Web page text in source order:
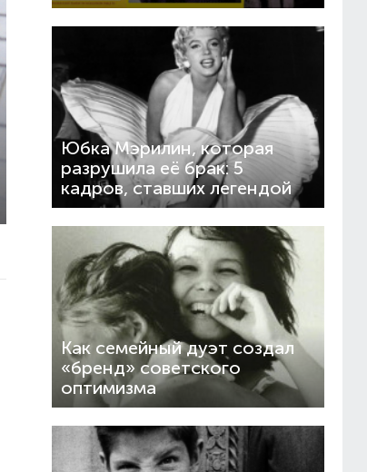
Юбка Мэрилин, которая
разрушила её брак: 5
кадров, ставших легендой
Как семейный дуэт создал
«бренд» советского
оптимизма